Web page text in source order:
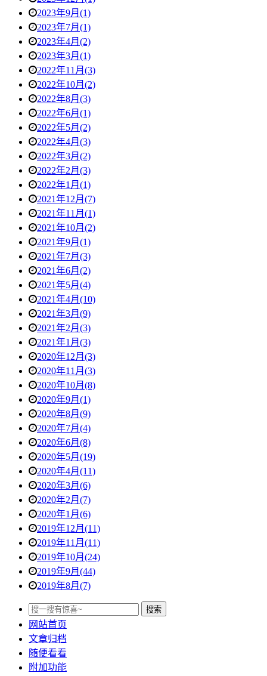
2023年9月(1)
2023年7月(1)
2023年4月(2)
2023年3月(1)
2022年11月(3)
2022年10月(2)
2022年8月(3)
2022年6月(1)
2022年5月(2)
2022年4月(3)
2022年3月(2)
2022年2月(3)
2022年1月(1)
2021年12月(7)
2021年11月(1)
2021年10月(2)
2021年9月(1)
2021年7月(3)
2021年6月(2)
2021年5月(4)
2021年4月(10)
2021年3月(9)
2021年2月(3)
2021年1月(3)
2020年12月(3)
2020年11月(3)
2020年10月(8)
2020年9月(1)
2020年8月(9)
2020年7月(4)
2020年6月(8)
2020年5月(19)
2020年4月(11)
2020年3月(6)
2020年2月(7)
2020年1月(6)
2019年12月(11)
2019年11月(11)
2019年10月(24)
2019年9月(44)
2019年8月(7)
网站首页
文章归档
随便看看
附加功能